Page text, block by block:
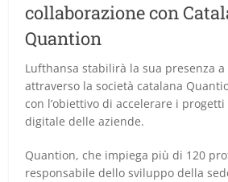
collaborazione con
Quantion
Lufthansa stabilirà la sua presenza a
attraverso la società catalana
con l’obiettivo di accelerare i
digitale delle aziende.
Quantion, che impiega più di 120
responsabile dello sviluppo della